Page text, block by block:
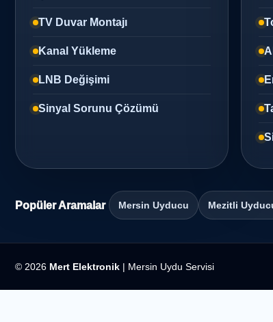
TV Duvar Montajı
Kanal Yükleme
LNB Değişimi
Sinyal Sorunu Çözümü
Popüler Aramalar Mersin Uyducu Mezitli
© 2026 Mert Elektronik | Mersin Uydu Servisi